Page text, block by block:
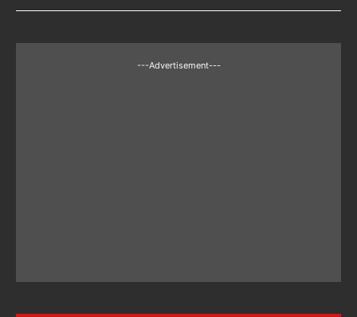
---Advertisement---